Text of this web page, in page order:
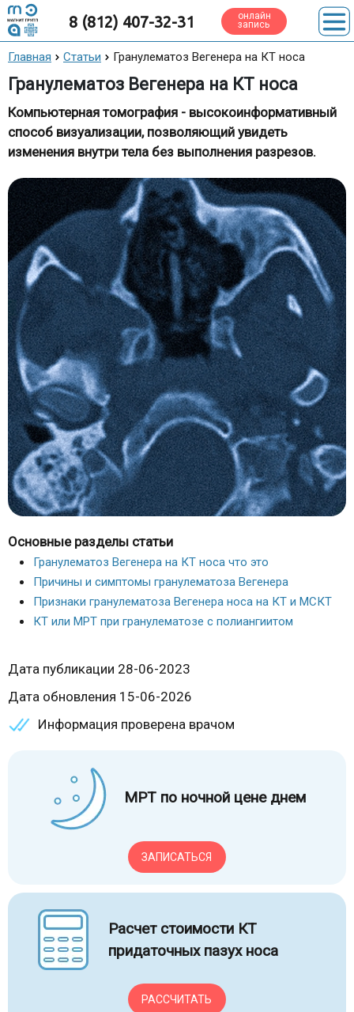
8 (812) 407-32-31 онлайн
запись
Главная Статьи Гранулематоз Вегенера на КТ носа
Гранулематоз Вегенера на КТ носа
Компьютерная томография - высокоинформативный
способ визуализации, позволяющий увидеть
изменения внутри тела без выполнения разрезов.
Основные разделы статьи
Гранулематоз Вегенера на КТ носа что это
Причины и симптомы гранулематоза Вегенера
Признаки гранулематоза Вегенера носа на КТ и МСКТ
КТ или МРТ при гранулематозе с полиангиитом
Дата публикации 28-06-2023
Дата обновления 15-06-2026
Информация проверена врачом
МРТ по ночной цене днем
ЗАПИСАТЬСЯ
Расчет стоимости КТ
придаточных пазух носа
РАССЧИТАТЬ